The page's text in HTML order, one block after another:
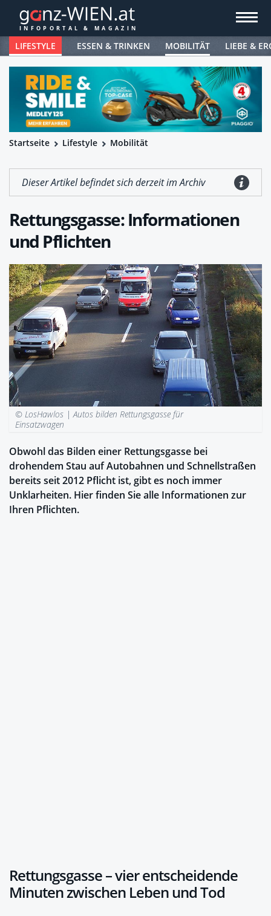
LIFESTYLE ESSEN & TRINKEN MOBILITÄT LIEBE &
Startseite Lifestyle Mobilität
Dieser Artikel befindet sich derzeit im Archiv
Rettungsgasse: Informationen
und Pflichten
© LosHawlos |Autos bilden Rettungsgasse für
Einsatzwagen
Obwohl das Bilden einer Rettungsgasse bei
drohendem Stau auf Autobahnen und Schnellstraßen
bereits seit 2012 Pflicht ist, gibt es noch immer
Unklarheiten. Hier finden Sie alle Informationen zur
Ihren Pflichten.
Rettungsgasse – vier entscheidende
Minuten zwischen Leben und Tod